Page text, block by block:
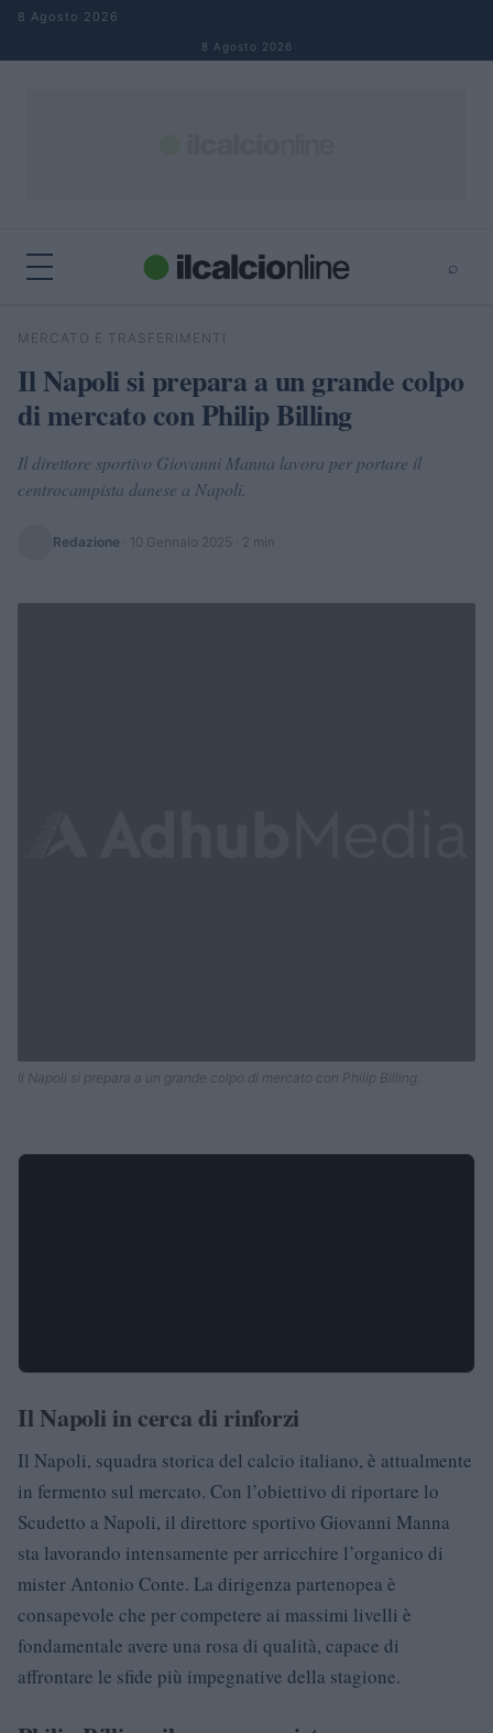
Salta al contenuto
8 Agosto 2026
8 Agosto 2026
⌕
Cerca
MERCATO E TRASFERIMENTI
Il Napoli si prepara a un grande colpo
di mercato con Philip Billing
Il direttore sportivo Giovanni Manna lavora per portare il
centrocampista danese a Napoli.
Redazione 10 Gennaio 2025 · 2 min
Il Napoli si prepara a un grande colpo di mercato con Philip Billing.
Il Napoli in cerca di rinforzi
Il Napoli, squadra storica del calcio italiano, è attualmente
in fermento sul mercato. Con l’obiettivo di riportare lo
Scudetto a Napoli, il direttore sportivo Giovanni Manna
sta lavorando intensamente per arricchire l’organico di
mister Antonio Conte. La dirigenza partenopea è
consapevole che per competere ai massimi livelli è
fondamentale avere una rosa di qualità, capace di
affrontare le sfide più impegnative della stagione.